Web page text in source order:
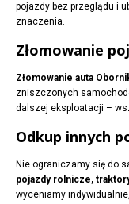
pojazdy bez przeglądu i
znaczenia.
Złomowanie
Złomowanie auta
zniszczonych
dalszej eksploatacji –
Odkup innych
Nie ograniczamy się do
pojazdy rolnicze,
wyceniamy